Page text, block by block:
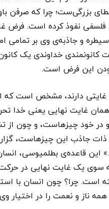
بزرگی‌ست؛ چرا که صرفن
نفوذ کرده است. فرض
و جاذبه‌ی وی بر تمامی
خداوندی یک کانون
این فرض است.
دارند، مشخص است که
غایت نهایی یعنی خدا
در خود چیزهاست، و چون
ذات جاذب این چیزهاست،
قاعده‌ی بطلمیوسی،
یک غایت نهایی در
است. چرا؟ چون انسان با
ناز و نعمت را در اختیار